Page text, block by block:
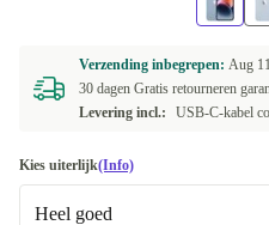
Verzending inbegrepen: Aug
30 dagen Gratis retourneren
Levering incl.:
USB-C-kabel
Kies uiterlijk(Info)
Heel goed